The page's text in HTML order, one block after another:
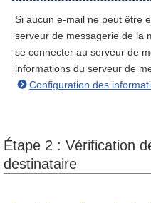
Si aucun e-mail ne peut être
serveur de messagerie de la
se connecter au serveur de
informations du serveur de
Configuration des
Étape 2 : Vérification
destinataire